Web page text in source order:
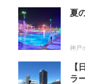
夏
神戸
【
ラ